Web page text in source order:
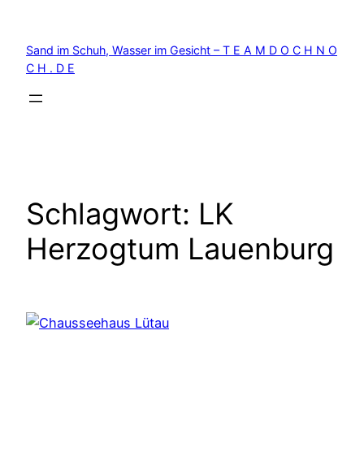
springen
Sand im Schuh, Wasser im Gesicht – T E A M D O C H N O
C H . D E
Schlagwort: LK
Herzogtum Lauenburg